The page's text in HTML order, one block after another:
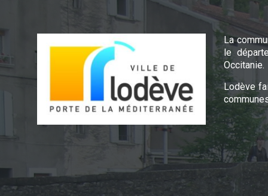
La
le
Occitanie.
Lodève